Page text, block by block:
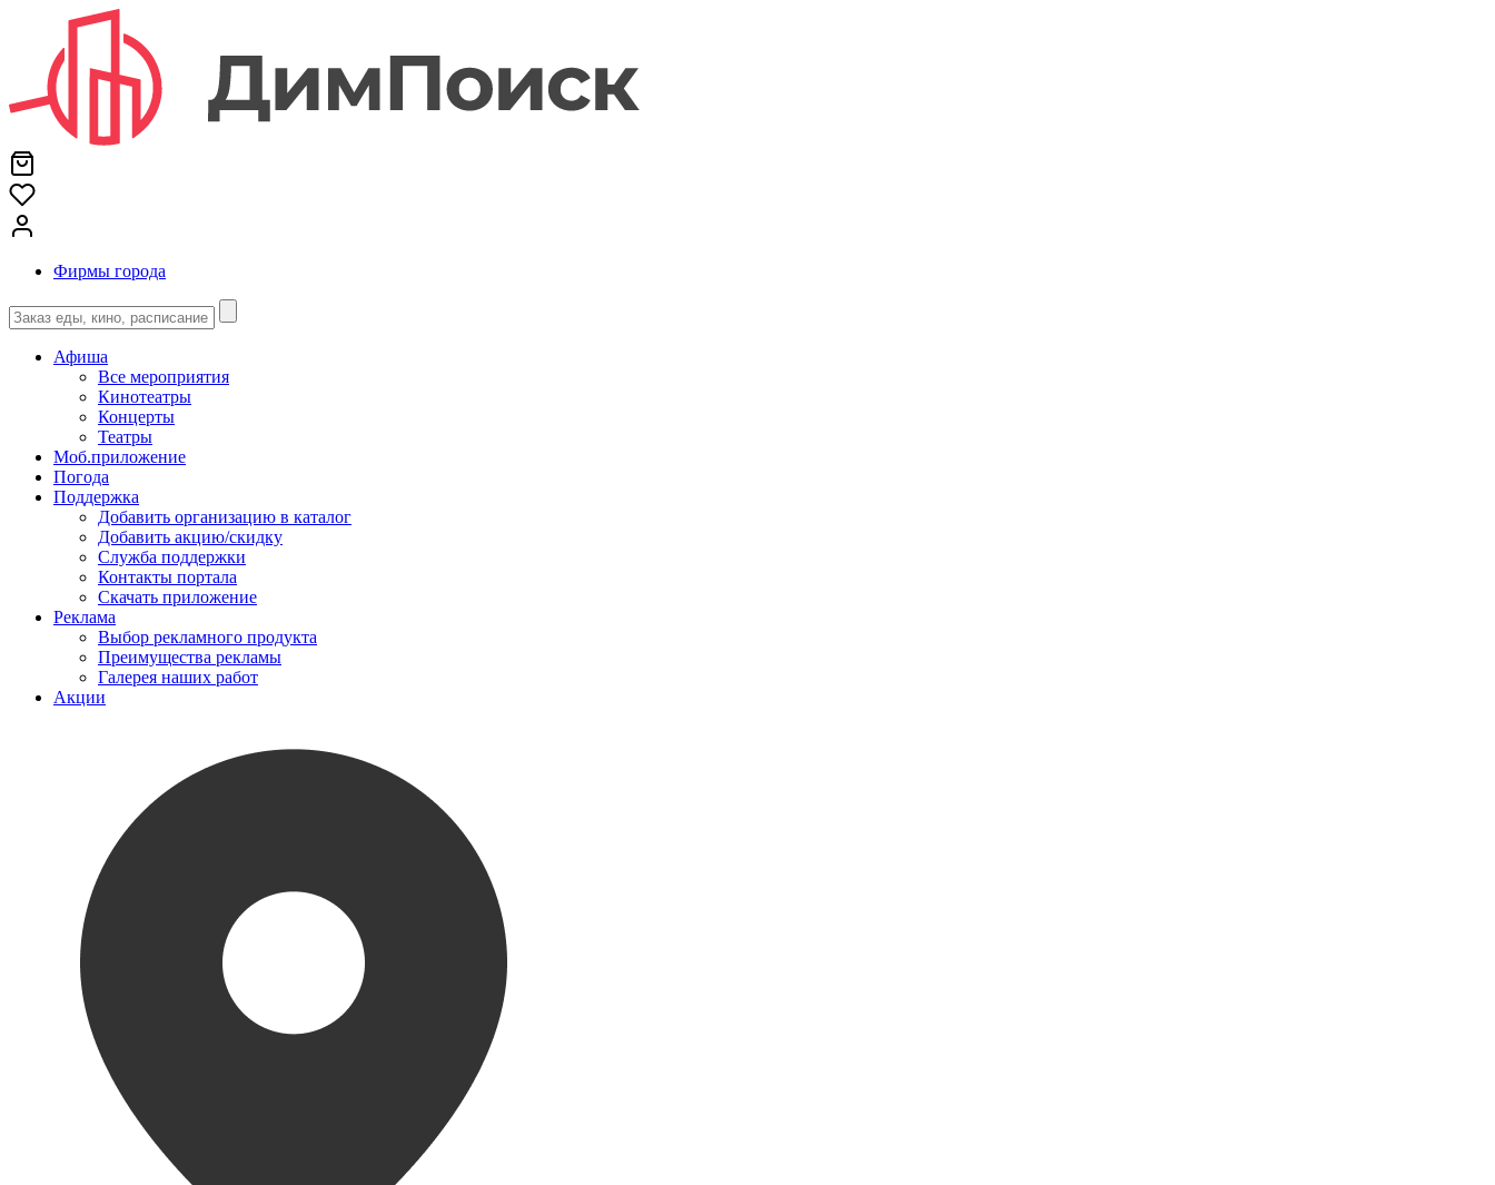
Фирмы города
Афиша
Все мероприятия
Кинотеатры
Концерты
Театры
Моб.приложение
Погода
Поддержка
Добавить организацию в каталог
Добавить акцию/скидку
Служба поддержки
Контакты портала
Скачать приложение
Реклама
Выбор рекламного продукта
Преимущества рекламы
Галерея наших работ
Акции